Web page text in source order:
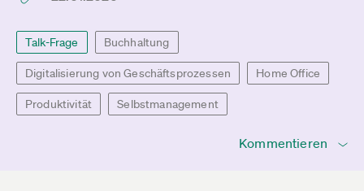
Talk-Frage Buchhaltung
Digitalisierung von Geschäftsprozessen Home Office
Produktivität Selbstmanagement
Kommentieren